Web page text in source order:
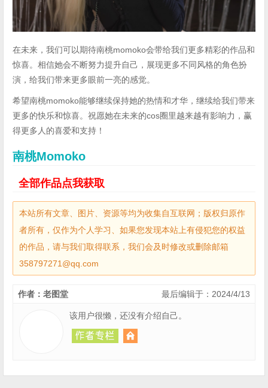
在未来，我们可以期待南桃momoko会带给我们更多精彩的作品和
惊喜。相信她会不断努力提升自己，展现更多不同风格的角色扮
演，给我们带来更多眼前一亮的感觉。
希望南桃momoko能够继续保持她的热情和才华，继续给我们带来
更多的快乐和惊喜。祝愿她在未来的cos圈里越来越有影响力，赢
得更多人的喜爱和支持！
南桃Momoko
全部作品点我获取
本站所有文章、图片、资源等均为收集自互联网；版权归原作
者所有，仅作为个人学习、如果您发现本站上有侵犯您的权益
的作品，请与我们取得联系，我们会及时修改或删除邮箱
358797271@qq.com
最后编辑于：2024/4/13
作者：老图堂
该用户很懒，还没有介绍自己。